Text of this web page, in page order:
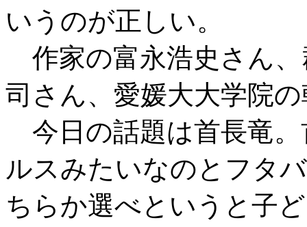
いうのが正しい。
作家の富永浩史さん、
司さん、愛媛大大学院
今日の話題は首長竜
ルスみたいなのとフタ
ちらか選べというと子